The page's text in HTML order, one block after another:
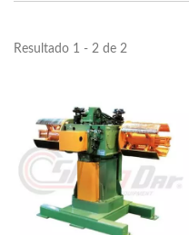
Resultado 1 - 2 de 2